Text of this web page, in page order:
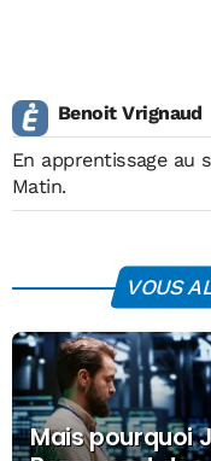
Benoit Vrignaud
En apprentissage au
Matin.
VOUS
Mais pourquoi